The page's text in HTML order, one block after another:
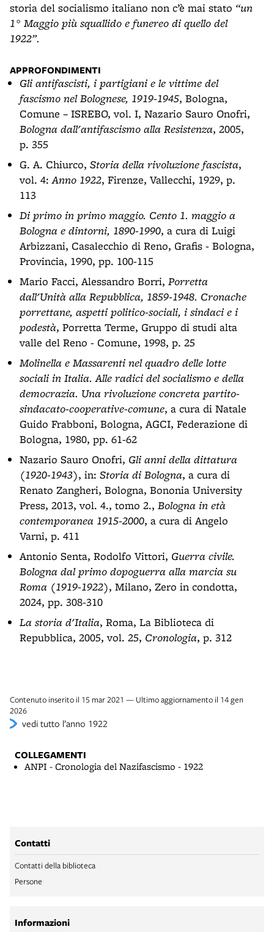
storia del socialismo italiano non c’è mai stato “un
1° Maggio più squallido e funereo di quello del
1922”.
APPROFONDIMENTI
Gli antifascisti, i partigiani e le vittime del
fascismo nel Bolognese, 1919-1945, Bologna,
Comune – ISREBO, vol. I, Nazario Sauro Onofri,
Bologna dall'antifascismo alla Resistenza, 2005,
p. 355
G. A. Chiurco, Storia della rivoluzione fascista,
vol. 4:Anno 1922, Firenze, Vallecchi, 1929, p.
113
Di primo in primo maggio. Cento 1. maggio a
Bologna e dintorni, 1890-1990, a cura di Luigi
Arbizzani, Casalecchio di Reno, Grafis - Bologna,
Provincia, 1990, pp. 100-115
Mario Facci, Alessandro Borri, Porretta
dall'Unità alla Repubblica, 1859-1948. Cronache
porrettane, aspetti politico-sociali, i sindaci e i
podestà, Porretta Terme, Gruppo di studi alta
valle del Reno - Comune, 1998, p. 25
Molinella e Massarenti nel quadro delle lotte
sociali in Italia. Alle radici del socialismo e della
democrazia. Una rivoluzione concreta partito-
sindacato-cooperative-comune, a cura di Natale
Guido Frabboni, Bologna, AGCI, Federazione di
Bologna, 1980, pp. 61-62
Nazario Sauro Onofri, Gli anni della dittatura
(1920-1943), in: Storia di Bologna, a cura di
Renato Zangheri, Bologna, Bononia University
Press, 2013, vol. 4., tomo 2., Bologna in età
contemporanea 1915-2000, a cura di Angelo
Varni, p. 411
Antonio Senta, Rodolfo Vittori, Guerra civile.
Bologna dal primo dopoguerra alla marcia su
Roma (1919-1922), Milano, Zero in condotta,
2024, pp. 308-310
La storia d'Italia, Roma, La Biblioteca di
Repubblica, 2005, vol. 25, Cronologia, p. 312
Contenuto inserito il 15 mar 2021 — Ultimo aggiornamento il 14 gen
2026
vedi tutto l’anno 1922
COLLEGAMENTI
ANPI - Cronologia del Nazifascismo - 1922
Contatti
Contatti della biblioteca
Persone
Informazioni